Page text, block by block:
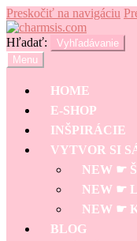
Preskočiť na navigáciu
Hľadať:
Vyhľadávanie
Menu
HOME
E-SHOP
INŠPIRÁCIE
VYTVOR SI
NEW ☛
NEW ☛
NEW ☛
BLOG